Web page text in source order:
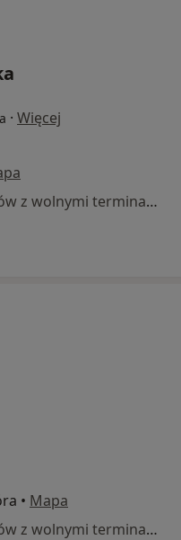
· Więcej
Brak dostępnych specjalistów z wolnymi terminami w tym centrum medycznym.
• Mapa
Brak dostępnych specjalistów z wolnymi terminami w tym centrum medycznym.